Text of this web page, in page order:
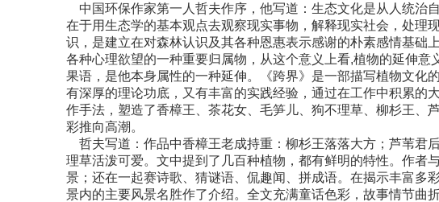
中国环保作家第一人哲夫作序，他写道：生态文化是从人统治
在于用生态学的基本观点去观察现实事物，解释现实社会，处理
识，是建立在对森林认识及其各种恩惠表示感谢的朴素感情基础
各种心理欲望的一种重要归属物，从这个意义上看,植物的延伸意
果语，是他本身属性的一种延伸。《跨界》是一部描写植物文化
有深厚的理论功底，又有丰富的实践经验，通过在工作中积累的
作手法，塑造了香樟王、茶花女、毛笋儿、狗不理草、柳杉王、
彩推向高潮。
哲夫写道：作品中香樟王老成持重：柳杉王落落大方；芦苇君
理草活泼可爱。文中提到了几百种植物，都有鲜明的特性。作者
景；还在一起赛诗歌、猜谜语、侃趣闻、拼成语。在揭示丰富多
景内的主要风景名胜作了介绍。全文充满童话色彩，故事情节曲